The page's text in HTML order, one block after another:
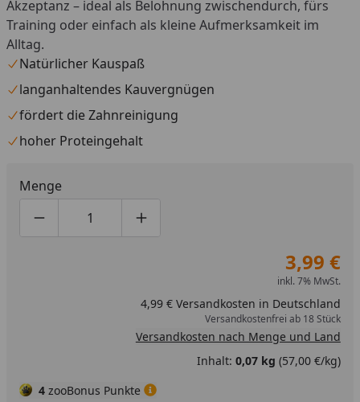
Akzeptanz – ideal als Belohnung zwischendurch, fürs
Training oder einfach als kleine Aufmerksamkeit im
Alltag.
Natürlicher Kauspaß
langanhaltendes Kauvergnügen
fördert die Zahnreinigung
hoher Proteingehalt
Menge
Produktmenge um eins verringern
Produktmenge manuell eingeben
Produktmenge um eins erhöhen
3,99 €
inkl. 7% MwSt.
4,99 € Versandkosten in Deutschland
Versandkostenfrei ab 18 Stück
Versandkosten nach Menge und Land
Inhalt: 0,07 kg (57,00 €/kg)
4 zooBonus Punkte